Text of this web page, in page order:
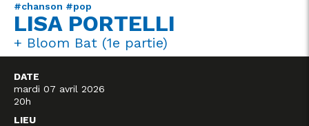
#chanson #pop
LISA PORTELLI
+ Bloom Bat (1e partie)
DATE
mardi 07 avril 2026
20h
LIEU